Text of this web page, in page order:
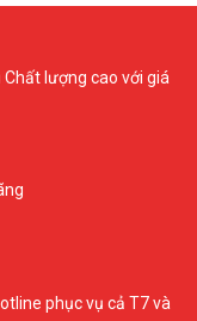
lượng cao với giá
phục vụ cả T7 và